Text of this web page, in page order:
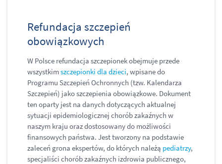
Refundacja szczepień
obowiązkowych
W Polsce refundacja szczepionek obejmuje przede
wszystkimszczepionki dla dzieci, wpisane do
Programu Szczepień Ochronnych (tzw. Kalendarza
Szczepień) jako szczepienia obowiązkowe. Dokument
ten oparty jest na danych dotyczących aktualnej
sytuacji epidemiologicznej chorób zakaźnych w
naszym kraju oraz dostosowany do możliwości
finansowych państwa. Jest tworzony na podstawie
zaleceń grona ekspertów, do których należą pediatrzy,
specjaliści chorób zakaźnych izdrowia publicznego,